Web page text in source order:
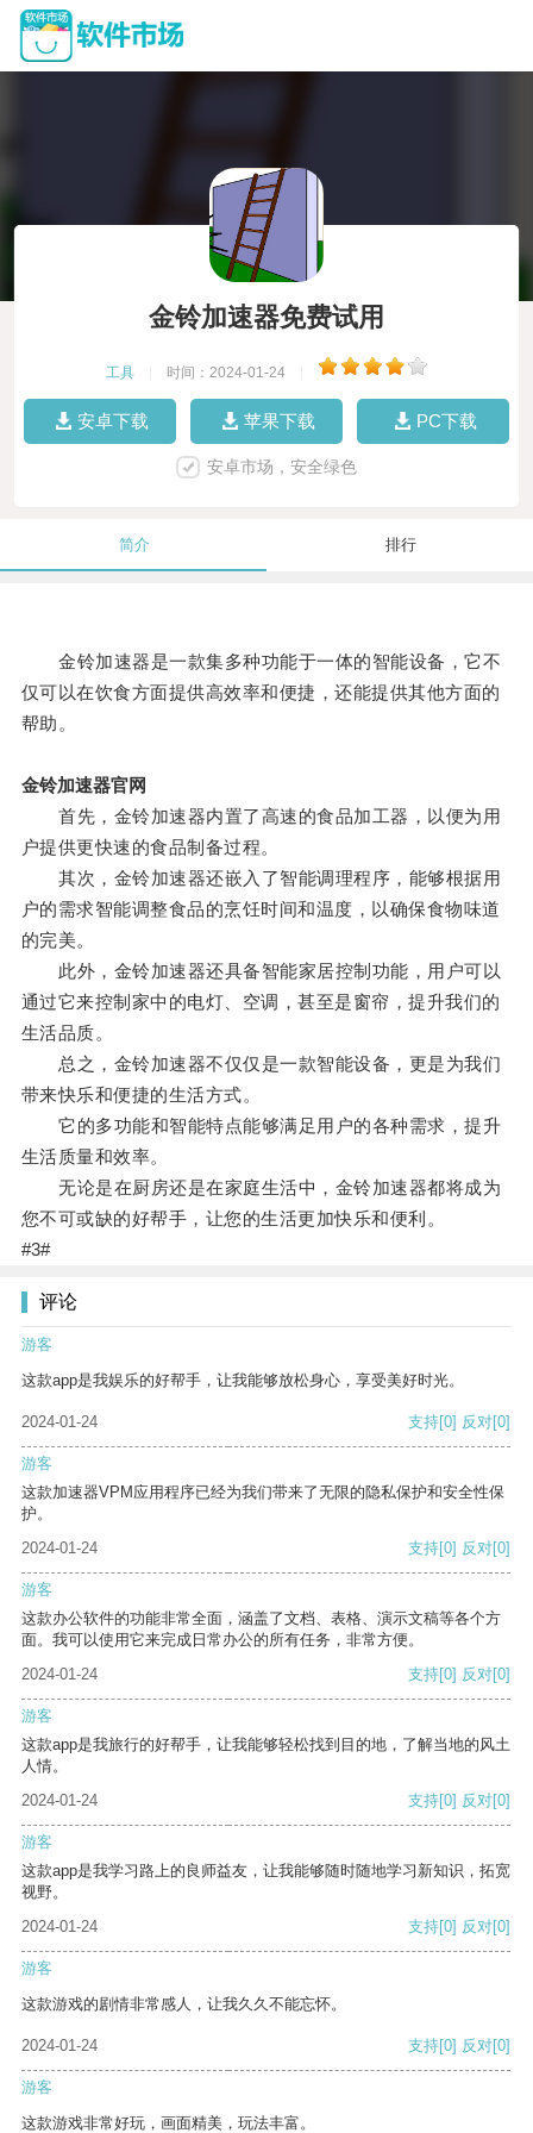
金铃加速器免费试用
工具 时间：2024-01-24
安卓下载 苹果下载 PC下载
安卓市场，安全绿色
简介 排行
金铃加速器是一款集多种功能于一体的智能设备，它不
仅可以在饮食方面提供高效率和便捷，还能提供其他方面的
帮助。
金铃加速器官网
首先，金铃加速器内置了高速的食品加工器，以便为用
户提供更快速的食品制备过程。
其次，金铃加速器还嵌入了智能调理程序，能够根据用
户的需求智能调整食品的烹饪时间和温度，以确保食物味道
的完美。
此外，金铃加速器还具备智能家居控制功能，用户可以
通过它来控制家中的电灯、空调，甚至是窗帘，提升我们的
生活品质。
总之，金铃加速器不仅仅是一款智能设备，更是为我们
带来快乐和便捷的生活方式。
它的多功能和智能特点能够满足用户的各种需求，提升
生活质量和效率。
无论是在厨房还是在家庭生活中，金铃加速器都将成为
您不可或缺的好帮手，让您的生活更加快乐和便利。
#3#
评论
游客
这款app是我娱乐的好帮手，让我能够放松身心，享受美好时光。
2024-01-24 支持[0] 反对[0]
游客
这款加速器VPM应用程序已经为我们带来了无限的隐私保护和安全性保
护。
2024-01-24
支持[0] 反对[0]
游客
这款办公软件的功能非常全面，涵盖了文档、表格、演示文稿等各个方
面。我可以使用它来完成日常办公的所有任务，非常方便。
2024-01-24
支持[0] 反对[0]
游客
这款app是我旅行的好帮手，让我能够轻松找到目的地，了解当地的风土
人情。
2024-01-24
支持[0] 反对[0]
游客
这款app是我学习路上的良师益友，让我能够随时随地学习新知识，拓宽
视野。
2024-01-24
支持[0] 反对[0]
游客
这款游戏的剧情非常感人，让我久久不能忘怀。
2024-01-24 支持[0] 反对[0]
游客
这款游戏非常好玩，画面精美，玩法丰富。